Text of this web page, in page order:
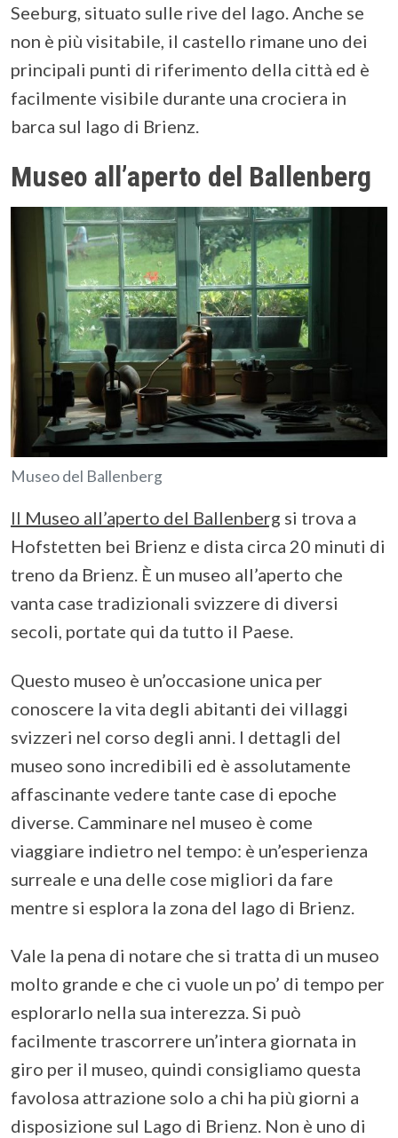
Seeburg, situato sulle rive del lago. Anche se
non è più visitabile, il castello rimane uno dei
principali punti di riferimento della città ed è
facilmente visibile durante una crociera in
barca sul lago di Brienz.
Museo all’aperto del Ballenberg
Museo del Ballenberg
Il Museo all’aperto del Ballenberg si trova a
Hofstetten bei Brienz e dista circa 20 minuti di
treno da Brienz. È un museo all’aperto che
vanta case tradizionali svizzere di diversi
secoli, portate qui da tutto il Paese.
Questo museo è un’occasione unica per
conoscere la vita degli abitanti dei villaggi
svizzeri nel corso degli anni. I dettagli del
museo sono incredibili ed è assolutamente
affascinante vedere tante case di epoche
diverse. Camminare nel museo è come
viaggiare indietro nel tempo: è un’esperienza
surreale e una delle cose migliori da fare
mentre si esplora la zona del lago di Brienz.
Vale la pena di notare che si tratta di un museo
molto grande e che ci vuole un po’ di tempo per
esplorarlo nella sua interezza. Si può
facilmente trascorrere un’intera giornata in
giro per il museo, quindi consigliamo questa
favolosa attrazione solo a chi ha più giorni a
disposizione sul Lago di Brienz. Non è uno di